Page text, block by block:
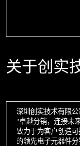
关于创实
深圳创实技术有限
“卓越分销，连接未
致力于为客户创造
的领先电子元器件分